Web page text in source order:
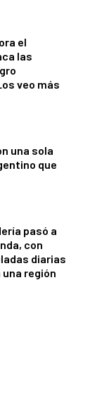
el
las
veo más
una sola
que
pasó a
con
diarias
región